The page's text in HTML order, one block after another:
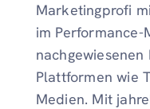
Marketingprofi
im
Plattformen wie
Medien. Mit